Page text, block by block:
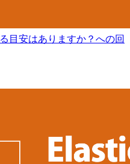
目安はありますか？への回